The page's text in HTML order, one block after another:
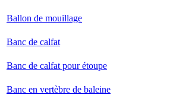
Ballon de mouillage
Banc de calfat
Banc de calfat pour étoupe
Banc en vertèbre de baleine